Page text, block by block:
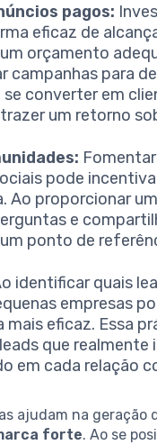
pagos:
eficaz de
orçamento
campanhas para
se converter em
um retorno
pode
Ao proporcionar
e
ponto de
identificar quais
empresas
eficaz. Essa
que
em cada relação
ajudam na geração
forte. Ao se